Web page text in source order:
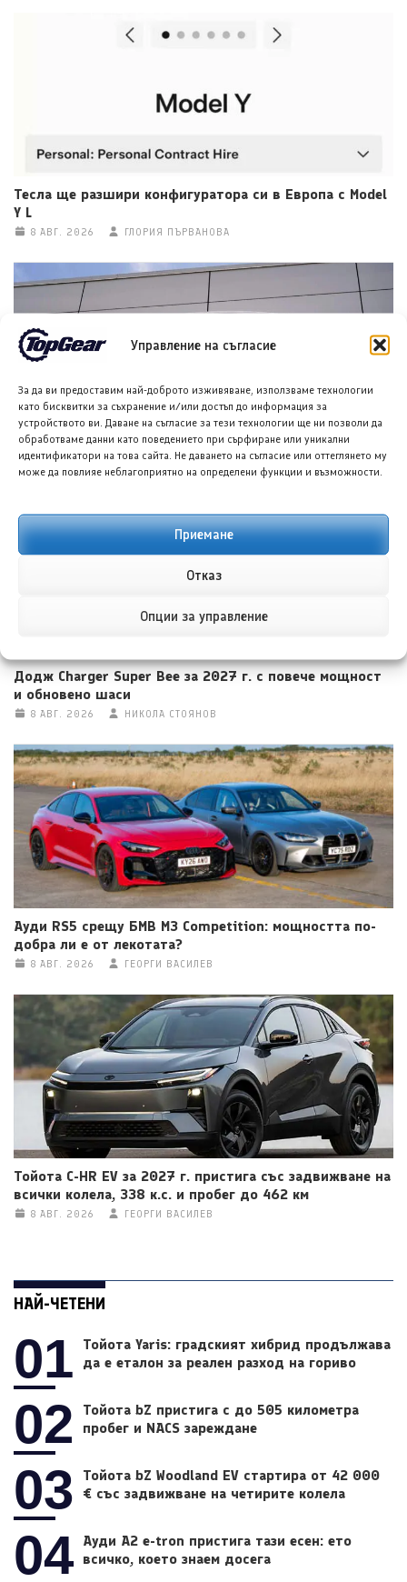
Управление на съгласие
За да ви предоставим най-доброто изживяване, използваме технологии
като бисквитки за съхранение и/или достъп до информация за
устройството ви. Даване на съгласие за тези технологии ще ни позволи да
обработваме данни като поведението при сърфиране или уникални
идентификатори на това сайта. Не даването на съгласие или оттеглянето му
може да повлияе неблагоприятно на определени функции и възможности.
Приемане
Отказ
Опции за управление
Тесла ще разшири конфигуратора си в Европа с Model
Y L
8 АВГ. 2026 ГЛОРИЯ ПЪРВАНОВА
Форд планира електрически пикап под 40 000 долара
8 АВГ. 2026 ГЕОРГИ ВАСИЛЕВ
Додж Charger Super Bee за 2027 г. с повече мощност
и обновено шаси
8 АВГ. 2026 НИКОЛА СТОЯНОВ
Ауди RS5 срещу БМВ M3 Competition: мощността по-
добра ли е от лекотата?
8 АВГ. 2026 ГЕОРГИ ВАСИЛЕВ
Тойота C-HR EV за 2027 г. пристига със задвижване на
всички колела, 338 к.с. и пробег до 462 км
8 АВГ. 2026 ГЕОРГИ ВАСИЛЕВ
НАЙ-ЧЕТЕНИ
01
Тойота Yaris: градският хибрид продължава
да е еталон за реален разход на гориво
02
Тойота bZ пристига с до 505 километра
пробег и NACS зареждане
03
Тойота bZ Woodland EV стартира от 42 000
€ със задвижване на четирите колела
04 Ауди A2 e-tron пристига тази есен: ето
всичко, което знаем досега